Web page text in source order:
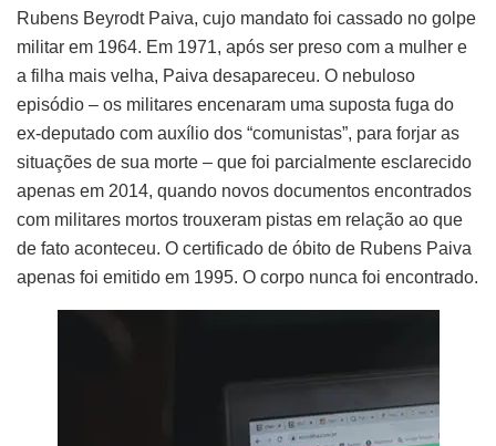
Rubens Beyrodt Paiva, cujo mandato foi cassado no golpe
militar em 1964. Em 1971, após ser preso com a mulher e
a filha mais velha, Paiva desapareceu. O nebuloso
episódio – os militares encenaram uma suposta fuga do
ex-deputado com auxílio dos “comunistas”, para forjar as
situações de sua morte – que foi parcialmente esclarecido
apenas em 2014, quando novos documentos encontrados
com militares mortos trouxeram pistas em relação ao que
de fato aconteceu. O certificado de óbito de Rubens Paiva
apenas foi emitido em 1995. O corpo nunca foi encontrado.